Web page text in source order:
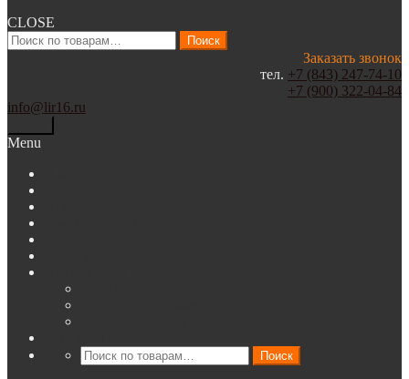
CLOSE
Искать:
Поиск
Заказать звонок
тел. +7 (843) 247-74-10
+7 (900) 322-04-84
info@lir16.ru
Menu
Искать:
Поиск